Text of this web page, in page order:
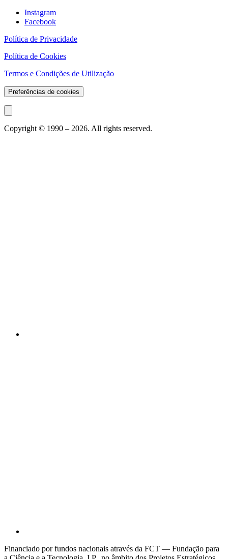
Instagram
Facebook
Política de Privacidade
Política de Cookies
Termos e Condições de Utilização
Preferências de cookies
Copyright © 1990 – 2026. All rights reserved.
Financiado por fundos nacionais através da FCT — Fundação para